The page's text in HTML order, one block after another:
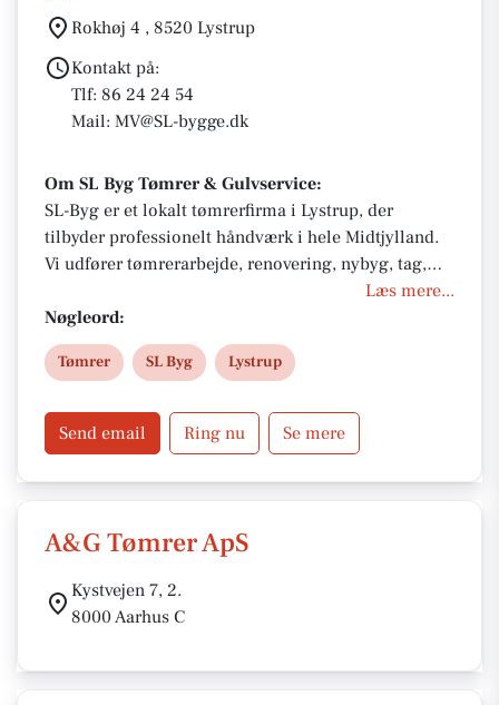
Rokhøj 4 , 8520 Lystrup
Kontakt på:
Tlf: 86 24 24 54
Mail: MV@SL-bygge.dk
Om SL Byg Tømrer & Gulvservice:
SL-Byg er et lokalt tømrerfirma i Lystrup, der
tilbyder professionelt håndværk i hele Midtjylland.
Vi udfører tømrerarbejde, renovering, nybyg, tag,
gulv, isolering og tilbygning for private og erhverv.
Med fokus på kvalitet og kundens behov leverer vi
solide løsninger med garanti og høj faglighed.
Læs mere...
Nøgleord:
Tømrer SL Byg Lystrup
Send email Ring nu Se mere
A&G Tømrer ApS
Kystvejen 7, 2.
8000 Aarhus C